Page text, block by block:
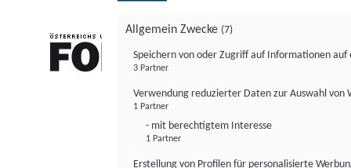
Allgemein Zwecke (7)
Speichern von oder Zugriff auf Informationen auf
3 Partner
Verwendung reduzierter Daten zur Auswahl von
1 Partner
- mit berechtigtem Interesse
1 Partner
Erstellung von Profilen für personalisierte
FONDS professionell